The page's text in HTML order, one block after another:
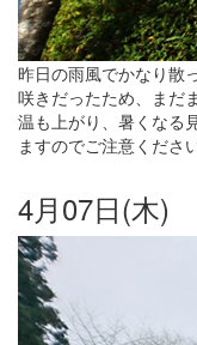
昨日の雨風でかなり散
咲きだったため、まだ
温も上がり、暑くなる
ますのでご注意ください
4月07日(木)